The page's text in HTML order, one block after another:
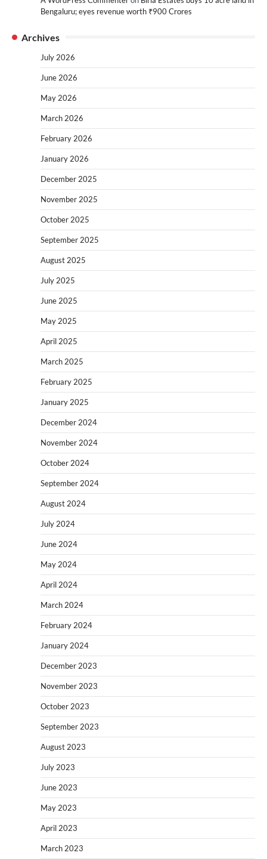
Bengaluru; eyes revenue worth ₹900 Crores
Archives
July 2026
June 2026
May 2026
March 2026
February 2026
January 2026
December 2025
November 2025
October 2025
September 2025
August 2025
July 2025
June 2025
May 2025
April 2025
March 2025
February 2025
January 2025
December 2024
November 2024
October 2024
September 2024
August 2024
July 2024
June 2024
May 2024
April 2024
March 2024
February 2024
January 2024
December 2023
November 2023
October 2023
September 2023
August 2023
July 2023
June 2023
May 2023
April 2023
March 2023